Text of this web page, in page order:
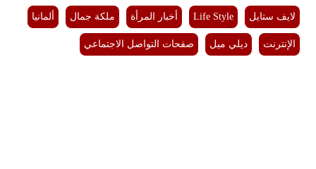
لايف ستايل Life Style أخبار المرأة ملكة جمال ألمانيا
الإنترنت ديلي ميل صفحات التواصل الاجتماعي